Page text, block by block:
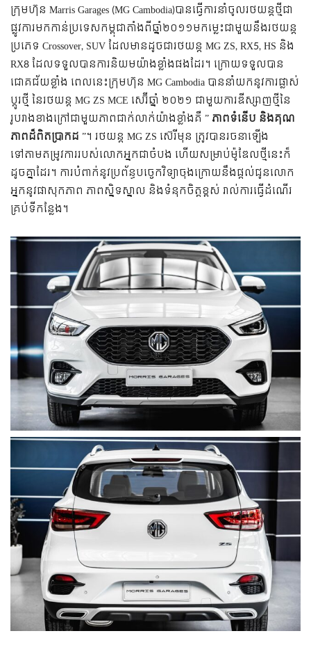
ក្រុមហ៊ុន Marris Garages (MG Cambodia)បានធ្វើការនាំចូលរថយន្តថ្មីជា
ផ្លូវការមកកាន់ប្រទេសកម្ពុជាតាំងពីឆ្នាំ២០១១មកម្លេះជាមួយនឹងរថយន្ត
ប្រភេទ Crossover, SUV ដែលមានដូចជារថយន្ត MG ZS, RX5, HS និង
RX8 ដែលទទួលបានការនិយមយ៉ាងខ្លាំងផងដែរ។ ក្រោយទទួលបាន
ជោគជ័យខ្លាំង ពេលនេះក្រុមហ៊ុន MG Cambodia បាននាំយកនូវការផ្លាស់
ប្តូរថ្មី នៃរថយន្ត MG ZS MCE សេរ៊ីឆ្នាំ ២០២១ ជាមួយការឌីស្សាញថ្មីនៃ
រូបរាងខាងក្រៅ​​ជាមួយភាពជាក់លាក់យ៉ាងខ្លាំងគឺ​ ”ភាពទំនើប និងគុណ
ភាពដ៏ពិតប្រាកដ ​”។ រថយន្ត MG ZS​ ស៊េរីមុន ត្រូវបានរចនាឡើង
ទៅតាមតម្រូវការរបស់លោកអ្នកជាចំបង ហើយសម្រាប់ម៉ូឌែលថ្មីនេះក៏
ដូចគ្នាដែរ។ ការបំពាក់នូវប្រព័ន្ធបច្ចេកវិទ្យាចុងក្រោយនឹងផ្តល់ជូនលោក
អ្នកនូវផាសុកភាព ភាពស្និទស្នាល និងទំនុកចិត្តខ្ពស់ រាល់ការធ្វើដំណើរ
គ្រប់ទីកន្លែង។